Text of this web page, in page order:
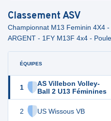
ClassementASV
Championnat M13 Feminin 4X4
ARGENT - 1FY M13F 4x4 -
ÉQUIPES
1
AS Villebon Volley-
Ball 2 U13 Féminines
2 US Wissous VB
5 2
4